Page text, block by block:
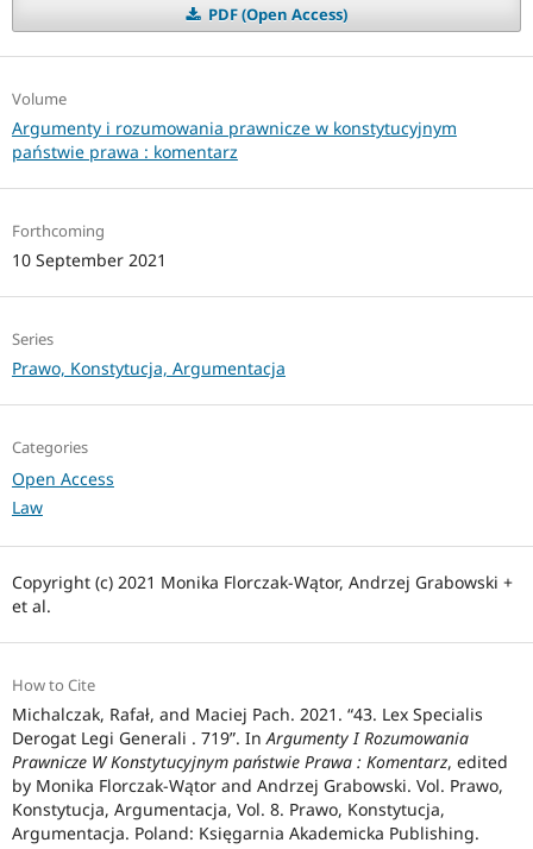
PDF (Open Access)
Volume
Argumenty i rozumowania prawnicze w konstytucyjnym
państwie prawa : komentarz
Forthcoming
10 September 2021
Series
Prawo, Konstytucja, Argumentacja
Categories
Open Access
Law
Copyright (c) 2021 Monika Florczak-Wątor, Andrzej Grabowski +
et al.
How to Cite
Michalczak, Rafał, and Maciej Pach. 2021. “43. Lex Specialis
Derogat Legi Generali . 719”. In Argumenty I Rozumowania
Prawnicze W Konstytucyjnym państwie Prawa : Komentarz, edited
by Monika Florczak-Wątor and Andrzej Grabowski. Vol. Prawo,
Konstytucja, Argumentacja, Vol. 8. Prawo, Konstytucja,
Argumentacja. Poland: Księgarnia Akademicka Publishing.